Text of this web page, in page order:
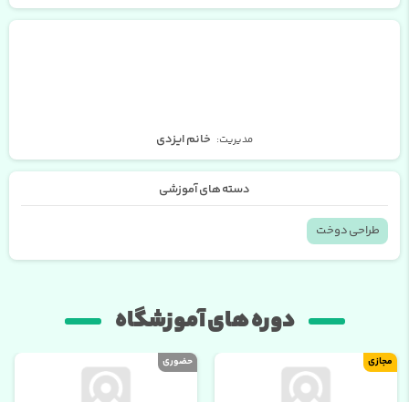
مدیریت: خانم ایزدی
دسته های آموزشی
طراحی دوخت
دوره های آموزشگاه
مجازی حضوری